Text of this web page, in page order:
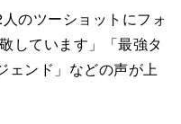
のツーショットにフォ
しています」「最強タ
ェンド」などの声が上